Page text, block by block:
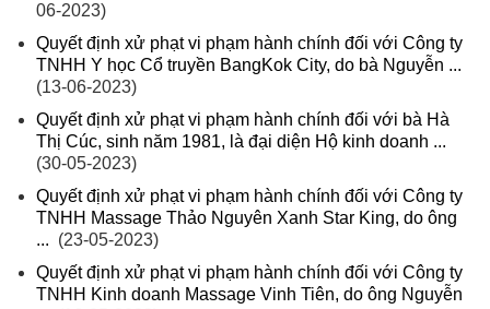
06-2023)
Quyết định xử phạt vi phạm hành chính đối với Công ty
TNHH Y học Cổ truyền BangKok City, do bà Nguyễn ...
(13-06-2023)
Quyết định xử phạt vi phạm hành chính đối với bà Hà
Thị Cúc, sinh năm 1981, là đại diện Hộ kinh doanh ...
(30-05-2023)
Quyết định xử phạt vi phạm hành chính đối với Công ty
TNHH Massage Thảo Nguyên Xanh Star King, do ông
... (23-05-2023)
Quyết định xử phạt vi phạm hành chính đối với Công ty
TNHH Kinh doanh Massage Vinh Tiên, do ông Nguyễn